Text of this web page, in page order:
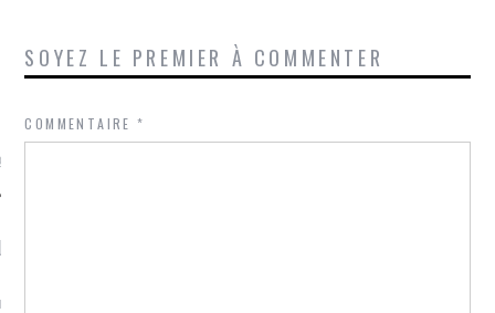
MOI SUR
@Isa_Monrozier
ARCACHON
je t'aime, my little bassin
SOYEZ LE PREMIER À COMMENTER
COMMENTAIRE*